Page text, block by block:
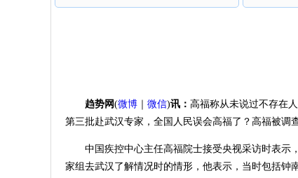
趋势网(微博 微信)讯： 高福称从未说过不存在
第三批赴武汉专家，全国人民误会高福了？高福被调
中国疾控中心主任高福院士接受央视采访时表示
家组去武汉了解情况时的情形，他表示，当时包括钟